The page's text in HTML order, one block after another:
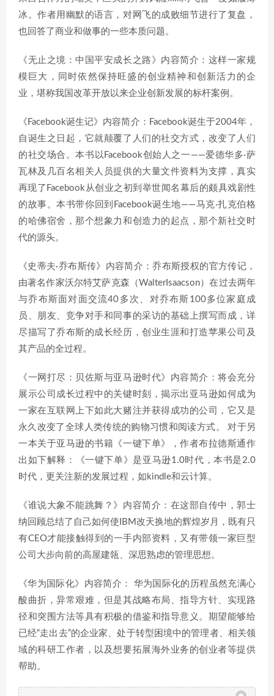
冰。作者用幽默的语言，对网飞的成败细节进行了复盘，
也回答了商业和做事的一些本质问题。
《无止之境：中国平安成长之路》内容简介：这样一家规
模巨大，同时依然保持旺盛的创业精神和创新活力的企
业，堪称我国改革开放以来企业创新发展的标杆案例。
《Facebook诞生记》内容简介：Facebook诞生于2004年，
自诞生之日起，它就颠覆了人们的社交方式，改变了人们
的社交场合。本书以Facebook创始人之一——爱德华多·萨
瓦林及几百名相关人员提供的大量文件资料为支撑，真实
再现了Facebook从创业之初到举世闻名幕后的颇具戏剧性
的故事。本书带你回到Facebook诞生地——马克·扎克伯格
的哈佛宿舍，那个想象力和创造力的起点，那个新社交时
代的源头。
《史蒂夫·乔布斯传》内容简介：乔布斯授权的官方传记，
由著名作家沃尔特艾萨克森（WalterIsaacson）在过去两年
与乔布斯面对面交流40多次、对乔布斯100多位家庭成
员、朋友、竞争对手和同事的采访的基础上撰写而成，详
尽描写了乔布斯的成长经历，创业生涯和打造苹果公司及
其产品的全过程。
《一网打尽：贝佐斯与亚马逊时代》内容简介：将会充分
展示公司成长过程中的关键时刻，揭示出亚马逊如何成为
一家在互联网上下如此大赌注并获得成功的公司，它又是
永久改变了全球人类传统的购物习惯和阅读方式。 对于另
一本关于亚马逊的书籍《一键下单》，作者布拉德斯通作
出如下解释：《一键下单》是亚马逊1.0时代，本书是2.0
时代，更关注新的发展过程，如kindle和云计算。
《谁说大象不能跳舞？》内容简介：在这部自传中，郭士
纳回顾总结了自己如何使IBM改天换地的辉煌岁月，既有只
有CEO才能接触得到的一手内部资料，又有带领一家巨型
公司大步向前的高屋建瓴、深思熟虑的管理思想。
《华为国际化》内容简介： 华为国际化的历程虽然充满心
酸曲折，异常艰难，但是其战略布局、指导方针、实现路
径和突围方法等具有积极的借鉴和指导意义。期望能够给
已经“走出去”的企业家、处于转型困境中的管理者、相关领
域的科研工作者，以及想要拓展海外业务的创业者等提供
帮助。